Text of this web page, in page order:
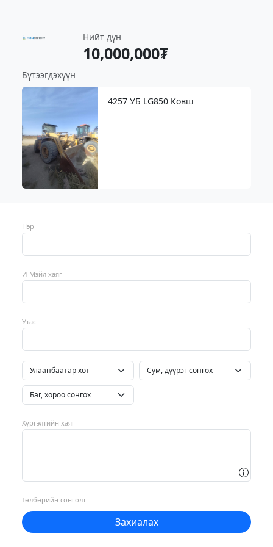
Нийт дүн
10,000,000₮
Бүтээгдэхүүн
4257 УБ LG850 Ковш
Нэр
И-Мэйл хаяг
Утас
Хүргэлтийн хаяг
Төлбөрийн сонголт
Захиалах